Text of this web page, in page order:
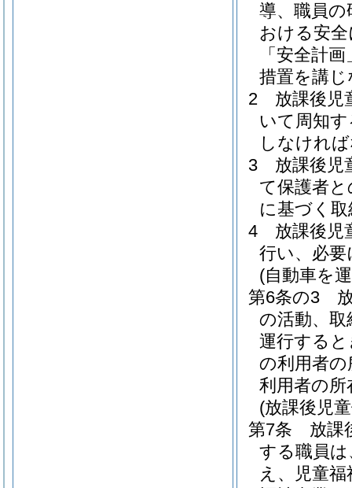
導、職員の
おける安
「安全計
措置を講
2
放課後児
いて周知
しなけれ
3
放課後児
て保護者
に基づく
4
放課後児
行い、必
(自動車を
第6条の3
の活動、
運行する
の利用者
利用者の
(放課後児
第7条
放課
する職員
え、児童